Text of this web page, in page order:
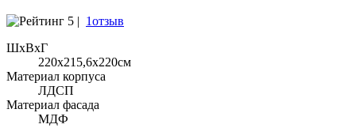
5 | 1отзыв
ШхВхГ
220x215,6х220см
Материал корпуса
ЛДСП
Материал фасада
МДФ